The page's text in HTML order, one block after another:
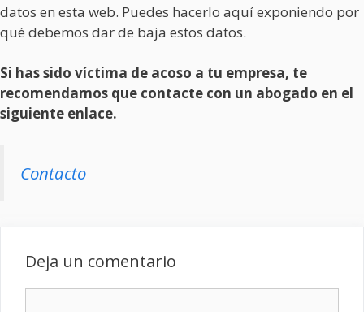
datos en esta web. Puedes hacerlo aquí exponiendo por
qué debemos dar de baja estos datos.
Si has sido víctima de acoso a tu empresa, te
recomendamos que contacte con un abogado en el
siguiente enlace.
Contacto
Deja un comentario